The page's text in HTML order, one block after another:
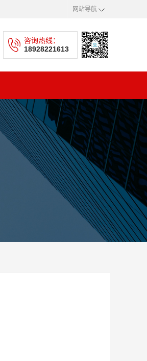
网站导航
咨询热线：
18928221613